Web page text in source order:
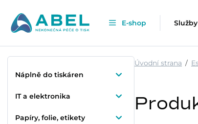
E-shop
Náplně do tiskáren
IT a elektronika
Papíry, folie, etikety
Úvodní strana